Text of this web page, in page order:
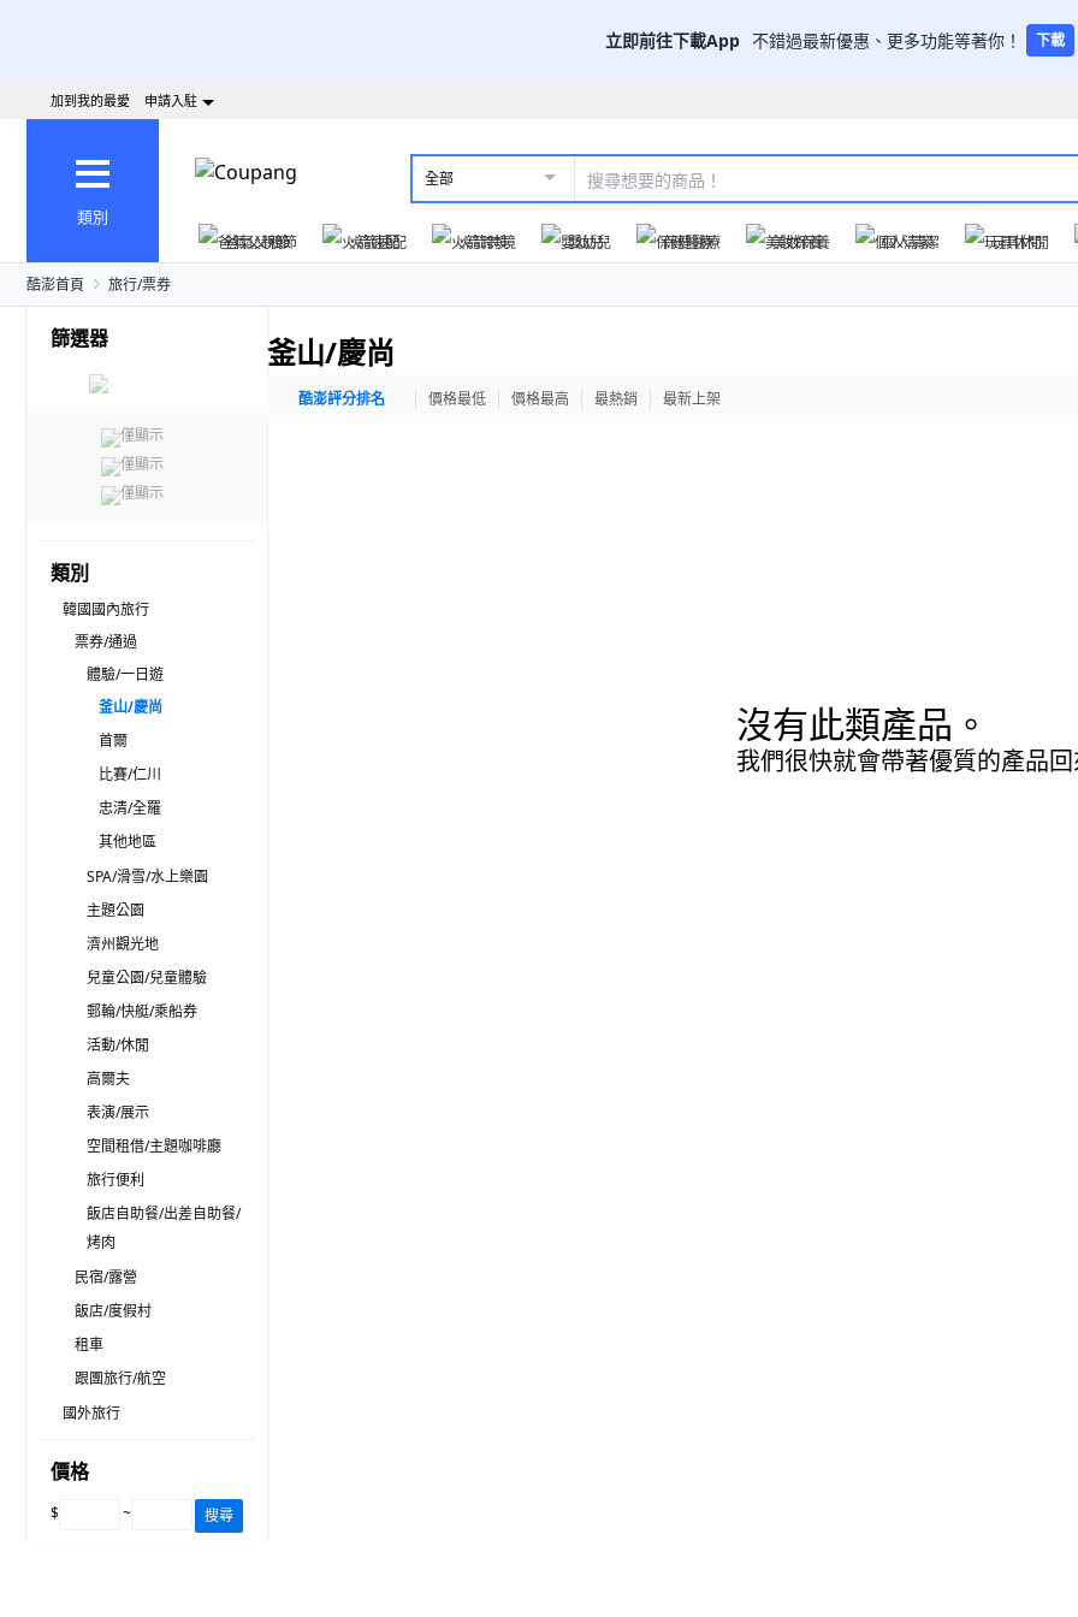
立即前往下載App 不錯過最新優惠、更多功能等著你！ 下載
加到我的最愛 申請入駐
類別
全部
爸氣父親節 火箭速配 火箭跨境 嬰幼兒 保健醫療 美妝保養 個人清潔 玩具休閒
酷澎首頁 旅行/票券
篩選器
僅顯示
僅顯示
僅顯示
類別
韓國國內旅行
票券/通過
體驗/一日遊
釜山/慶尚
首爾
比賽/仁川
忠清/全羅
其他地區
SPA/滑雪/水上樂園
主題公園
濟州觀光地
兒童公園/兒童體驗
郵輪/快艇/乘船券
活動/休閒
高爾夫
表演/展示
空間租借/主題咖啡廳
旅行便利
飯店自助餐/出差自助餐/
烤肉
民宿/露營
飯店/度假村
租車
跟團旅行/航空
國外旅行
價格
$ ~ 搜尋
釜山/慶尚
酷澎評分排名 價格最低 價格最高 最熱銷 最新上架
沒有此類產品。
我們很快就會帶著優質的產品